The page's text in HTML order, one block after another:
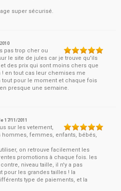
super sécurisé.
pas trop cher ou
le site de jules car je trouve qu'ils
des prix qui sont moins chers que
en tout cas leur chemises me
pour le moment et chaque fois
presque une semaine.
le17/11/2011
sur les vetement,
femmes, enfants, bébés,
on retrouve facilement les
promotions à chaque fois. les
niveau taille, il n'y a pas
pour les grandes tailles ! la
type de paiements, et la